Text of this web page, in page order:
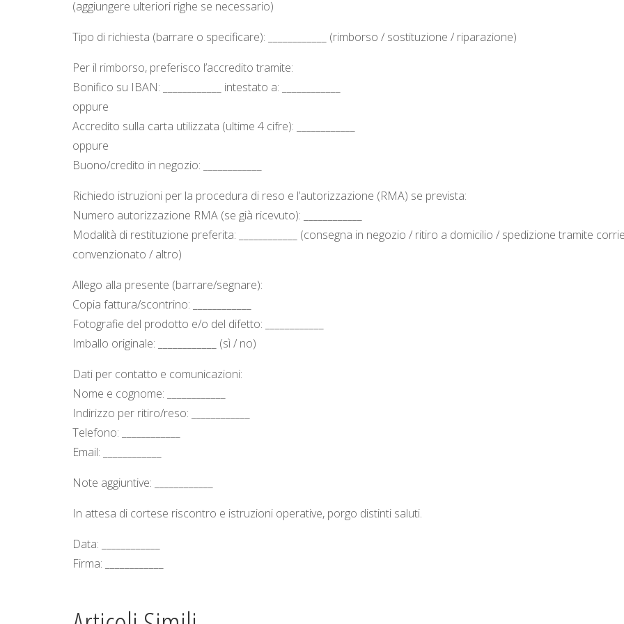
(aggiungere ulteriori righe se necessario)
Tipo di richiesta (barrare o specificare): ____________ (rimborso / sostituzione / riparazione)
Per il rimborso, preferisco l’accredito tramite:
Bonifico su IBAN: ____________ intestato a: ____________
oppure
Accredito sulla carta utilizzata (ultime 4 cifre): ____________
oppure
Buono/credito in negozio: ____________
Richiedo istruzioni per la procedura di reso e l’autorizzazione (RMA) se prevista:
Numero autorizzazione RMA (se già ricevuto): ____________
Modalità di restituzione preferita: ____________ (consegna in negozio / ritiro a domicilio / spedizione tramite
convenzionato / altro)
Allego alla presente (barrare/segnare):
Copia fattura/scontrino: ____________
Fotografie del prodotto e/o del difetto: ____________
Imballo originale: ____________ (sì / no)
Dati per contatto e comunicazioni:
Nome e cognome: ____________
Indirizzo per ritiro/reso: ____________
Telefono: ____________
Email: ____________
Note aggiuntive: ____________
In attesa di cortese riscontro e istruzioni operative, porgo distinti saluti.
Data: ____________
Firma: ____________